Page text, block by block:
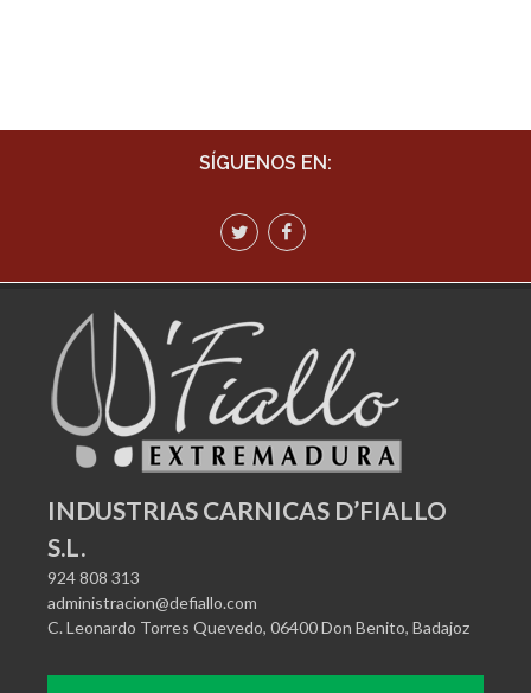
SÍGUENOS EN:
INDUSTRIAS CARNICAS D’FIALLO
S.L.
924 808 313
administracion@defiallo.com
C. Leonardo Torres Quevedo, 06400 Don Benito, Badajoz